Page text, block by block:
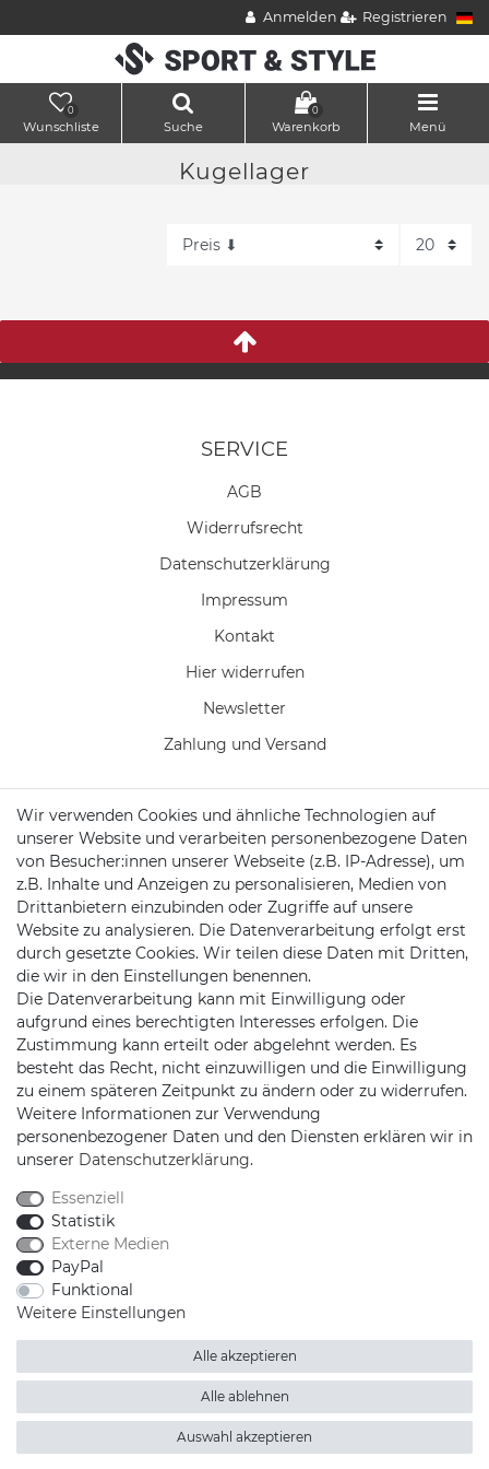
Anmelden Registrieren
0
Wunschliste Suche
0
Warenkorb Menü
Kugellager
SERVICE
AGB
Widerrufs­recht
Daten­schutz­erklärung
Impressum
Kontakt
Hier widerrufen
Newsletter
Zahlung und Versand
KONTAKT
Telefon:04102 7789720
Mail: kundenservice@motionandsports.de
Jochim-Klindt-Str. 5
22926 Ahrensburg
Schnellversand auf Facebook
*Alle Preise inkl. MwSt., zzgl. Versandkosten
Wir verwenden Cookies und ähnliche Technologien auf
unserer Website und verarbeiten personenbezogene Daten
von Besucher:innen unserer Webseite (z.B. IP-Adresse), um
z.B. Inhalte und Anzeigen zu personalisieren, Medien von
Drittanbietern einzubinden oder Zugriffe auf unsere
Website zu analysieren. Die Datenverarbeitung erfolgt erst
durch gesetzte Cookies. Wir teilen diese Daten mit Dritten,
die wir in den Einstellungen benennen.
Die Datenverarbeitung kann mit Einwilligung oder
aufgrund eines berechtigten Interesses erfolgen. Die
Zustimmung kann erteilt oder abgelehnt werden. Es
besteht das Recht, nicht einzuwilligen und die Einwilligung
zu einem späteren Zeitpunkt zu ändern oder zu widerrufen.
Weitere Informationen zur Verwendung
personenbezogener Daten und den Diensten erklären wir in
unserer Daten­schutz­erklärung.
Essenziell
Statistik
Externe Medien
PayPal
Funktional
Weitere Einstellungen
Alle akzeptieren
Alle ablehnen
Auswahl akzeptieren